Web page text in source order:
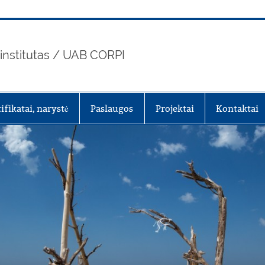
/ UAB CORPI
narystė Paslaugos Projektai Kontaktai